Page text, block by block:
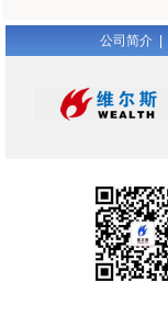
公司简介|